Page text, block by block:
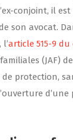
conjoint, il
son avocat.
article 515-9 du
(JAF)
protection,
d’une